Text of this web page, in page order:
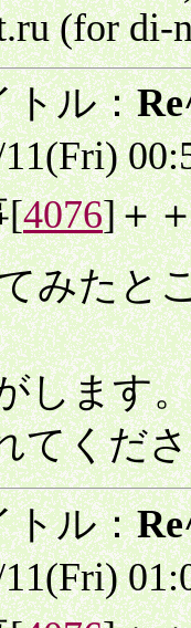
(for di-
トル：
[4076]＋
みたと
します
てくだ
トル：